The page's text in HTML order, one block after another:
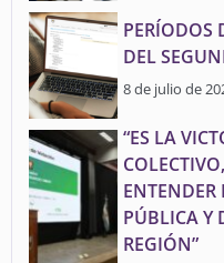
PERÍODOS
DEL
8 de julio de
“ES LA
ENTENDER
PÚBLICA Y
REGIÓN”